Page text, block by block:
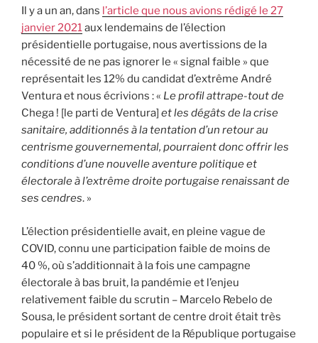
Il y a un an, dans l’article que nous avions rédigé le 27
janvier 2021aux lendemains de l’élection
présidentielle portugaise, nous avertissions de la
nécessité de ne pas ignorer le « signal faible » que
représentait les 12% du candidat d’extrême André
Ventura et nous écrivions : « Le profil attrape-tout de
Chega ! [le parti de Ventura] et les dégâts de la crise
sanitaire, additionnés à la tentation d’un retour au
centrisme gouvernemental, pourraient donc offrir les
conditions d’une nouvelle aventure politique et
électorale à l’extrême droite portugaise renaissant de
ses cendres. »
L’élection présidentielle avait, en pleine vague de
COVID, connu une participation faible de moins de
40 %, où s’additionnait à la fois une campagne
électorale à bas bruit, la pandémie et l’enjeu
relativement faible du scrutin – Marcelo Rebelo de
Sousa, le président sortant de centre droit était très
populaire et si le président de la République portugaise